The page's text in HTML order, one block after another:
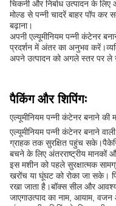
चिकनी और निर्बाध उत्पादन के
मोल्ड से पन्नी चादरें बाहर पॉप
बढ़ाना।
अपनी एल्यूमीनियम पन्नी कंटेनर
प्रदर्शन में अंतर का अनुभव
अपने उत्पादन को अगले स्तर पर ले
पैकिंग और शिपिंगः
एल्यूमीनियम पन्नी कंटेनर बनाने
एल्यूमीनियम पन्नी कंटेनर बनाने
ग्राहक तक सुरक्षित पहुंच
बचने के लिए अंतरराष्ट्रीय मानकों
इस मशीन को पहले सुरक्षात्मक
खरोंच या घूंघट को रोका जा सके।
रखा जाता है।बॉक्स सील और
जाएगाउत्पाद का नाम, आयाम,